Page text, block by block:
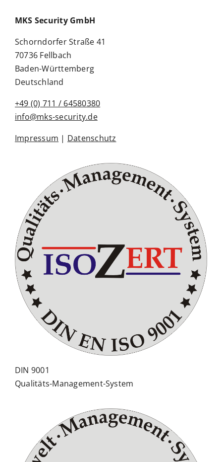
MKS Security GmbH
Schorndorfer Straße 41
70736 Fellbach
Baden-Württemberg
Deutschland
+49 (0) 711 / 64580380
info@mks-security.de
Impressum | Datenschutz
DIN 9001
Qualitäts-Management-System